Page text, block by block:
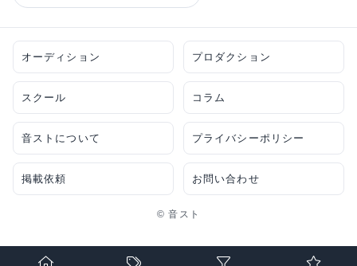
オーディション プロダクション
スクール コラム
音ストについて プライバシーポリシー
掲載依頼 お問い合わせ
© 音スト